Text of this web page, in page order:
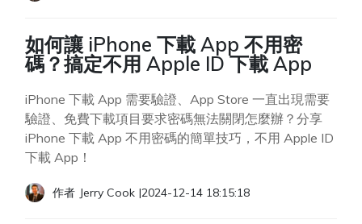
如何讓 iPhone 下載 App 不用密
碼？搞定不用 Apple ID 下載 App
iPhone 下載 App 需要驗證、App Store 一直出現需要
驗證、免費下載項目要求密碼無法關閉怎麼辦？分享
iPhone 下載 App 不用密碼的簡單技巧，不用 Apple ID
下載 App！
作者 Jerry Cook |2024-12-14 18:15:18